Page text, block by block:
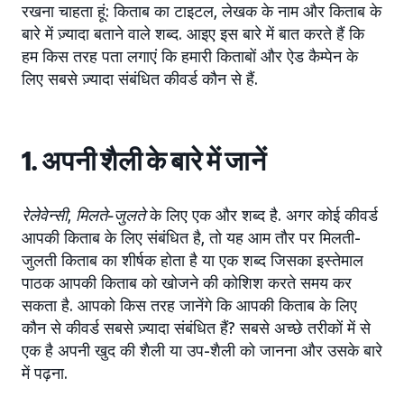
रखना चाहता हूं: किताब का टाइटल, लेखक के नाम और किताब के
बारे में ज़्यादा बताने वाले शब्द. आइए इस बारे में बात करते हैं कि
हम किस तरह पता लगाएं कि हमारी किताबों और ऐड कैम्पेन के
लिए सबसे ज़्यादा संबंधित कीवर्ड कौन से हैं.
1. अपनी शैली के बारे में जानें
रेलेवेन्सी, मिलते-जुलतेके लिए एक और शब्द है. अगर कोई कीवर्ड
आपकी किताब के लिए संबंधित है, तो यह आम तौर पर मिलती-
जुलती किताब का शीर्षक होता है या एक शब्द जिसका इस्तेमाल
पाठक आपकी किताब को खोजने की कोशिश करते समय कर
सकता है. आपको किस तरह जानेंगे कि आपकी किताब के लिए
कौन से कीवर्ड सबसे ज़्यादा संबंधित हैं? सबसे अच्छे तरीकों में से
एक है अपनी खुद की शैली या उप-शैली को जानना और उसके बारे
में पढ़ना.